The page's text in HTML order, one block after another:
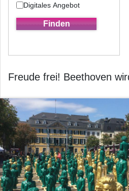
Digitales Angebot
Freude frei! Beethoven